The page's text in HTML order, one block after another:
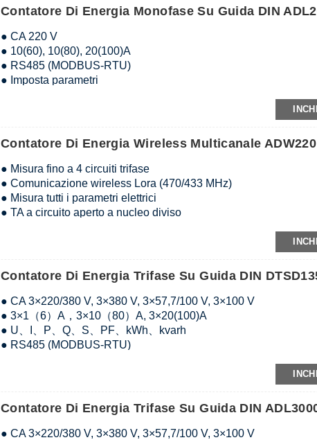
Contatore Di Energia Monofase Su Guida DIN
● CA 220 V
● 10(60), 10(80), 20(100)A
● RS485 (MODBUS-RTU)
● Imposta parametri
Contatore Di Energia Wireless Multicanale ADW220
● Misura fino a 4 circuiti trifase
● Comunicazione wireless Lora (470/433 MHz)
● Misura tutti i parametri elettrici
● TA a circuito aperto a nucleo diviso
(misurazione della temperatura e misurazione della corrente di
Contatore Di Energia Trifase Su Guida DIN
● CA 3×220/380 V, 3×380 V, 3×57,7/100 V, 3×100 V
● 3×1（6）A，3×10（80）A, 3×20(100)A
● U、I、P、Q、S、PF、kWh、kvarh
● RS485 (MODBUS-RTU)
● kWh Classe 0,5S, kVarh Classe 2
Contatore Di Energia Trifase Su Guida DIN
● CA 3×220/380 V, 3×380 V, 3×57,7/100 V, 3×100 V